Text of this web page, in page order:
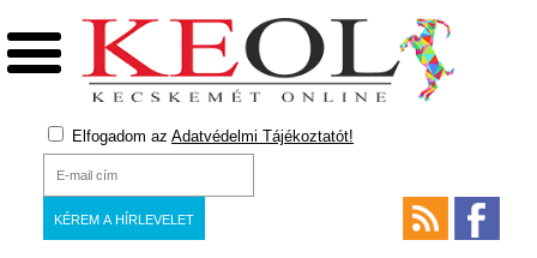
Elfogadom az Adatvédelmi Tájékoztatót!